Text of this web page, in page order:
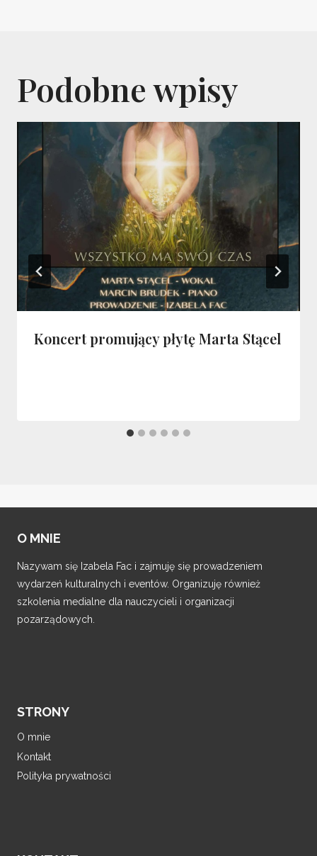
Podobne wpisy
Koncert promujący płytę Marta Stącel
O MNIE
Nazywam się Izabela Fac i zajmuję się prowadzeniem
wydarzeń kulturalnych i eventów. Organizuję również
szkolenia medialne dla nauczycieli i organizacji
pozarządowych.
STRONY
O mnie
Kontakt
Polityka prywatności